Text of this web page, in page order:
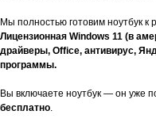
Мы полностью готовим ноутбук к
Лицензионная Windows 11 (в
драйверы, Office, антивирус,
программы.
Вы включаете ноутбук — он уже
бесплатно.